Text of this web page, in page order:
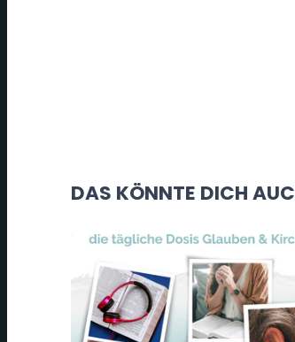
DAS KÖNNTE DICH